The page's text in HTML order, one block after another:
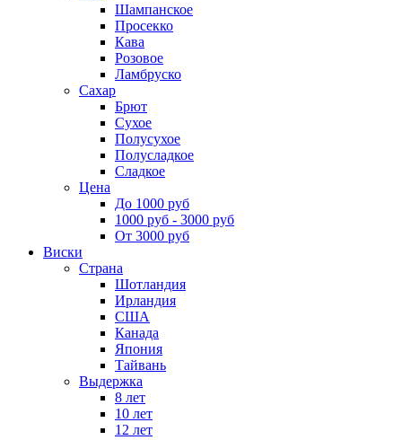
Шампанское
Просекко
Кава
Розовое
Ламбруско
Сахар
Брют
Сухое
Полусухое
Полусладкое
Сладкое
Цена
До 1000 руб
1000 руб - 3000 руб
От 3000 руб
Виски
Страна
Шотландия
Ирландия
США
Канада
Япония
Тайвань
Выдержка
8 лет
10 лет
12 лет